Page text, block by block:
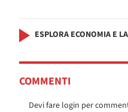
ESPLORA ECONOMIA E
COMMENTI
Devi fare login per